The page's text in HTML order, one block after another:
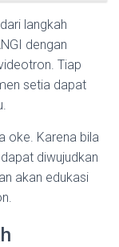
langkah
dengan
Tiap
setia dapat
oke. Karena bila
diwujudkan
akan edukasi